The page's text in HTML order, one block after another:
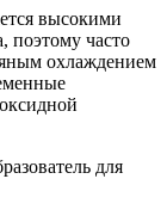
высокими
поэтому часто
охлаждением
для